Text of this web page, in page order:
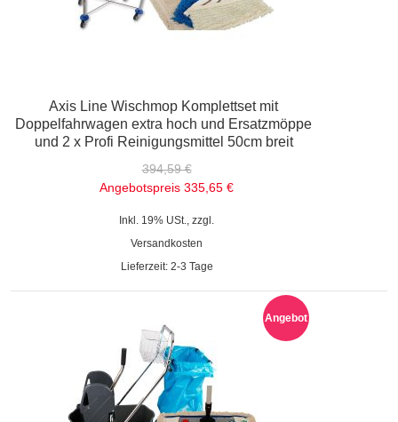
Axis Line Wischmop Komplettset mit
Doppelfahrwagen extra hoch und Ersatzmöppe
und 2 x Profi Reinigungsmittel 50cm breit
394,59 €
Angebotspreis 335,65 €
Inkl. 19% USt., zzgl.
Versandkosten
Lieferzeit: 2-3 Tage
Angebot